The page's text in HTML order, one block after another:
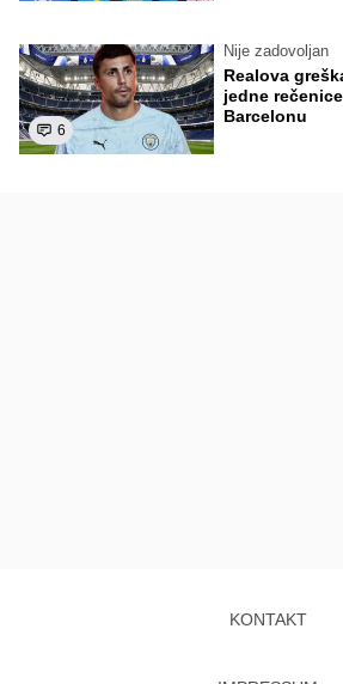
6
Nije zadovoljan
Realova
jedne
Barcelonu
KONTAKT